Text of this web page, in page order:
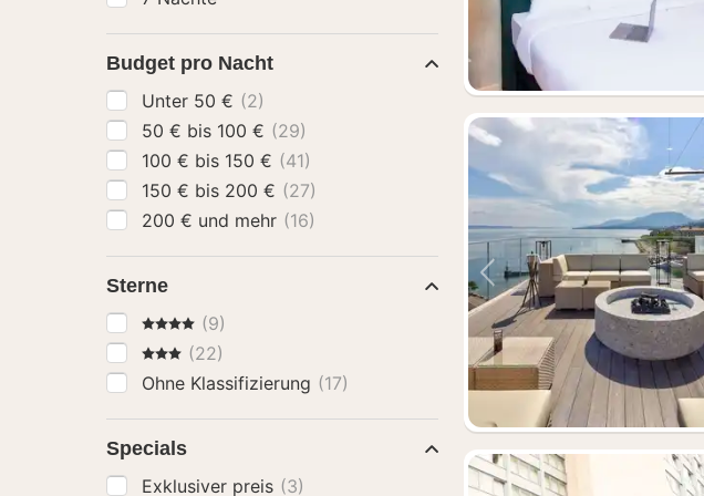
Vorheriges Bild
Budget pro Nacht
Unter 50 € (2)
50 € bis 100 € (29)
100 € bis 150 € (41)
150 € bis 200 € (27)
200 € und mehr (16)
Sterne
4 Sterne(9)
3 Sterne
(22)
Ohne Klassifizierung (17)
Specials
Exklusiver preis (3)